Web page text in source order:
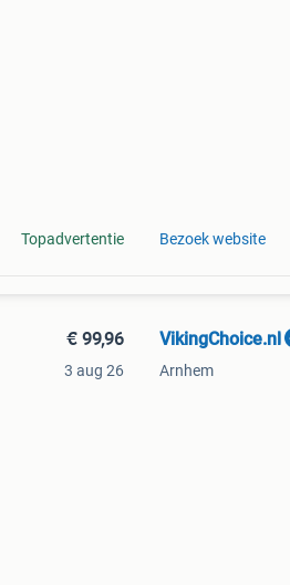
Topadvertentie Bezoek website
€ 99,96
3 aug 26
VikingChoice.nl
Arnhem